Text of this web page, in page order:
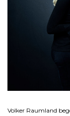
Volker Raumland